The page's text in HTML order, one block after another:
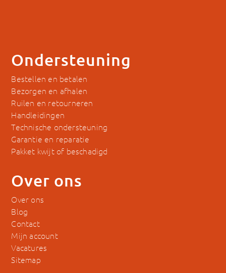
Ondersteuning
Bestellen en betalen
Bezorgen en afhalen
Ruilen en retourneren
Handleidingen
Technische ondersteuning
Garantie en reparatie
Pakket kwijt of beschadigd
Over ons
Over ons
Blog
Contact
Mijn account
Vacatures
Sitemap